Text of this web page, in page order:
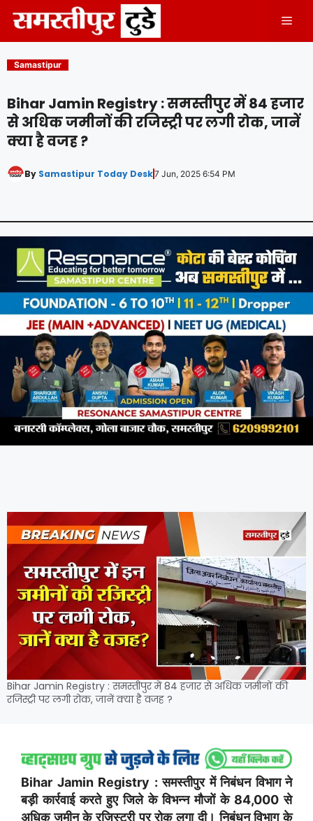
content
Samastipur
Bihar Jamin Registry : समस्तीपुर में 84 हजार
से अधिक जमीनों की रजिस्ट्री पर लगी रोक, जानें
क्या है वजह ?
By Samastipur Today Desk7 Jun, 2025 6:54 PM
Bihar Jamin Registry : समस्तीपुर में 84 हजार से अधिक जमीनों की
रजिस्ट्री पर लगी रोक, जानें क्या है वजह ?
Bihar Jamin Registry : समस्तीपुर में निबंधन विभाग ने
बड़ी कार्रवाई करते हुए जिले के विभन्न मौजों के 84,000 से
अधिक जमीन के रजिस्ट्री पर रोक लगा दी। निबंधन विभाग के